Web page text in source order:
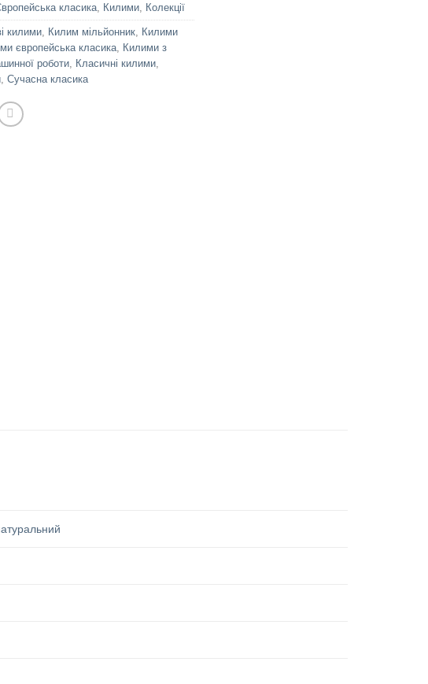
класика Килими Колекції
килими Килим мільйонник Килими
європейська класика Килими з
роботи Класичні килими
Сучасна класика